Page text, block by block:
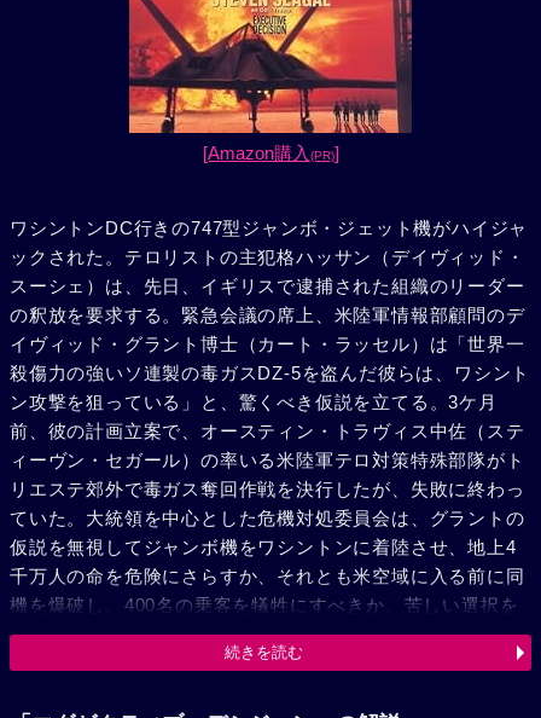
[Amazon購入 (PR)]
ワシントンDC行きの747型ジャンボ・ジェット機がハイジャ
ックされた。テロリストの主犯格ハッサン（デイヴィッド・
スーシェ）は、先日、イギリスで逮捕された組織のリーダー
の釈放を要求する。緊急会議の席上、米陸軍情報部顧問のデ
イヴィッド・グラント博士（カート・ラッセル）は「世界一
殺傷力の強いソ連製の毒ガスDZ-5を盗んだ彼らは、ワシント
ン攻撃を狙っている」と、驚くべき仮説を立てる。3ケ月
前、彼の計画立案で、オースティン・トラヴィス中佐（ステ
ィーヴン・セガール）の率いる米陸軍テロ対策特殊部隊がト
リエステ郊外で毒ガス奪回作戦を決行したが、失敗に終わっ
ていた。大統領を中心とした危機対処委員会は、グラントの
仮説を無視してジャンボ機をワシントンに着陸させ、地上4
千万人の命を危険にさらすか、それとも米空域に入る前に同
機を爆破し、400名の乗客を犠牲にすべきか、苦しい選択を
迫られる。答えが出ないままトラヴィスは、まだ実験段階に
ある空中輸送機を大西洋上8000mの地点でジャンボ機とドッ
続きを読む